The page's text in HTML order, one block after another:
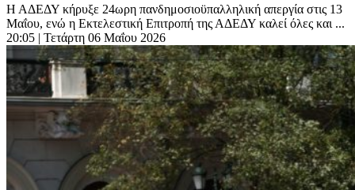
Η ΑΔΕΔΥ κήρυξε 24ωρη πανδημοσιοϋπαλληλική απεργία στις 13
Μαΐου, ενώ η Εκτελεστική Επιτροπή της ΑΔΕΔΥ καλεί όλες και ...
20:05 | Τετάρτη 06 Μαΐου 2026